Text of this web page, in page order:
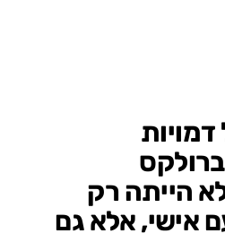
הייתה רק
אישי, אלא גם